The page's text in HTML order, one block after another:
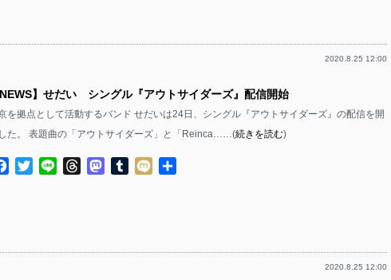
2020.8.25 12:00
NEWS】せだい シングル『アウトサイダーズ』配信開始
を拠点として活動するバンド せだいは24日、シングル『アウトサイダーズ』の配信を開
た。 表題曲の「アウトサイダーズ」と「Reinca……(続きを読む)
Facebook
TwitterLine ThreadsMastodon
TumblrMixi
2020.8.25 12:00